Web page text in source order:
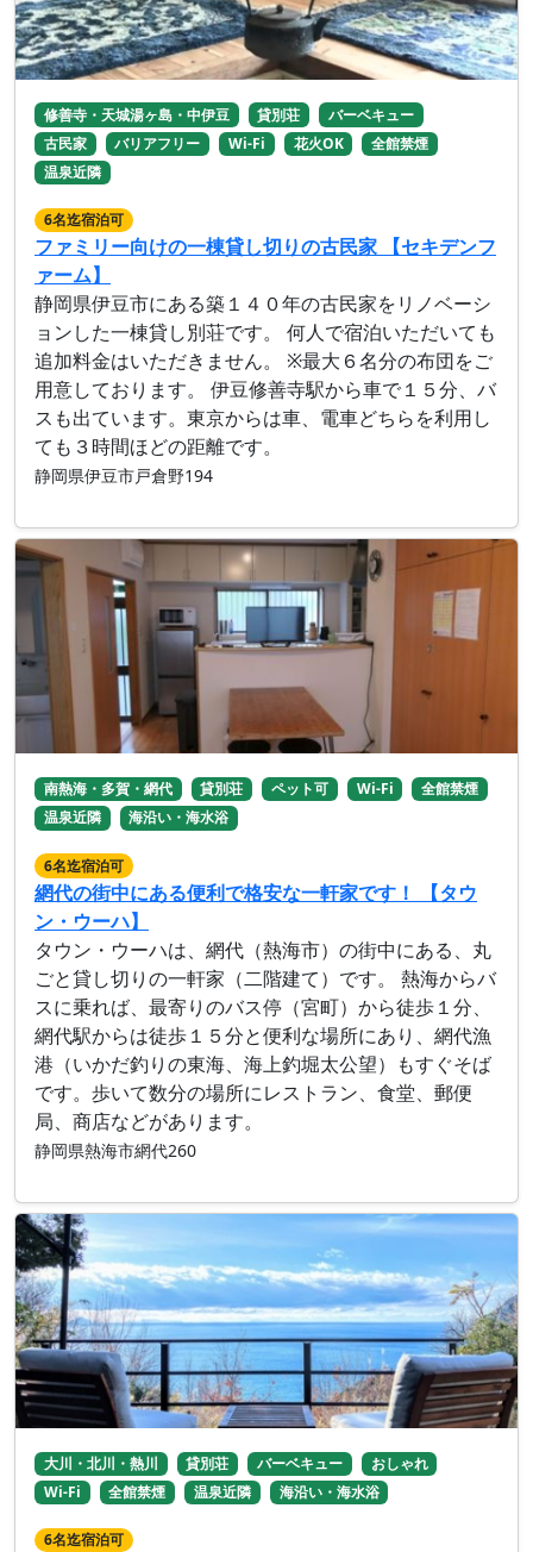
修善寺・天城湯ヶ島・中伊豆 貸別荘
バーベキュー
古民家
バリアフリー Wi-Fi 花火OK
全館禁煙
温泉近隣
6名迄宿泊可
ファミリー向けの一棟貸し切りの古民家 【セキデンフ
ァーム】
静岡県伊豆市にある築１４０年の古民家をリノベーシ
ョンした一棟貸し別荘です。 何人で宿泊いただいても
追加料金はいただきません。 ※最大６名分の布団をご
用意しております。 伊豆修善寺駅から車で１５分、バ
スも出ています。東京からは車、電車どちらを利用し
ても３時間ほどの距離です。
静岡県伊豆市戸倉野194
南熱海・多賀・網代 貸別荘 ペット可 Wi-Fi
全館禁煙
温泉近隣
海沿い・海水浴
6名迄宿泊可
網代の街中にある便利で格安な一軒家です！ 【タウ
ン・ウーハ】
タウン・ウーハは、網代（熱海市）の街中にある、丸
ごと貸し切りの一軒家（二階建て）です。 熱海からバ
スに乗れば、最寄りのバス停（宮町）から徒歩１分、
網代駅からは徒歩１５分と便利な場所にあり、網代漁
港（いかだ釣りの東海、海上釣堀太公望）もすぐそば
です。歩いて数分の場所にレストラン、食堂、郵便
局、商店などがあります。
静岡県熱海市網代260
大川・北川・熱川 貸別荘 バーベキュー
おしゃれ
Wi-Fi
全館禁煙 温泉近隣 海沿い・海水浴
6名迄宿泊可